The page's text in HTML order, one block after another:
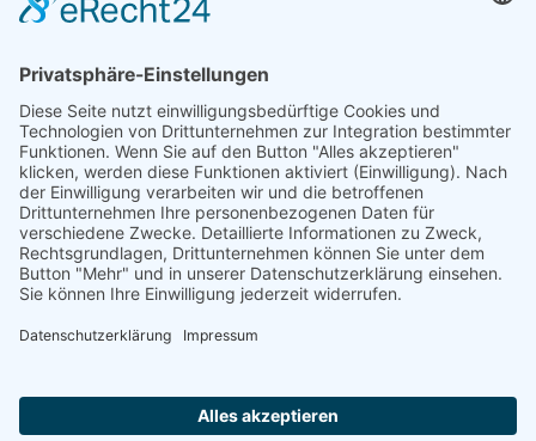
Förderung
© 1987 – 2025
Storchenhof Loburg e.V.
Alle Rechte vorbehalten.
Cookie-Einstellungen
Navigation überspringen
Impressum
Haftungsausschluss
Facebook